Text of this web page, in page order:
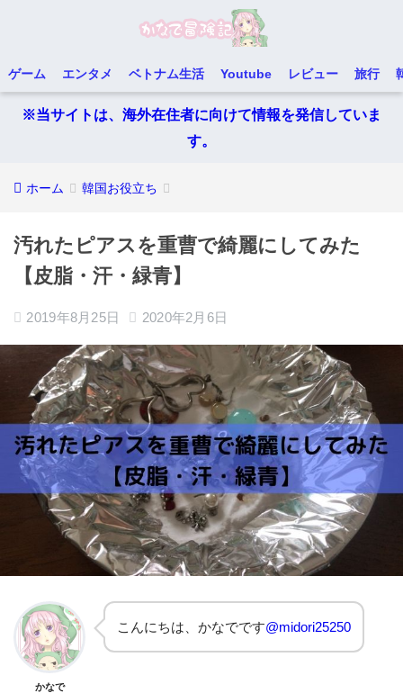
ゲーム エンタメ ベトナム生活 Youtube レビュー 旅行
※当サイトは、海外在住者に向けて情報を発信していま
す。
ホーム 韓国お役立ち
汚れたピアスを重曹で綺麗にしてみた
【皮脂・汗・緑青】
2019年8月25日 2020年2月6日
かなで
こんにちは、かなでです@midori25250